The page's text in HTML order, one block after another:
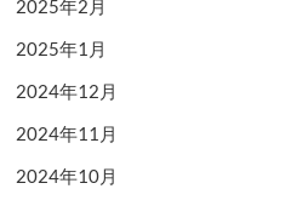
2025年2月
2025年1月
2024年12月
2024年11月
2024年10月